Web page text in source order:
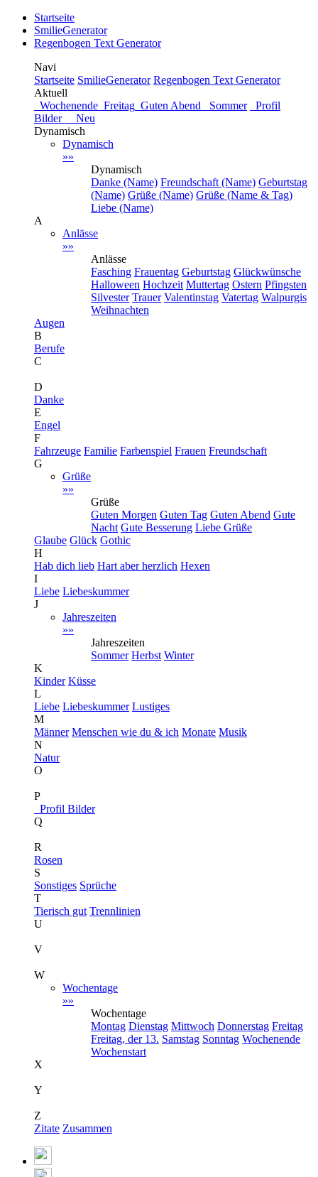
Startseite
SmilieGenerator
Regenbogen Text Generator
Navi
Startseite SmilieGenerator Regenbogen Text Generator
Aktuell
Wochenende Freitag Guten Abend Sommer
Profil
Bilder Neu
Dynamisch
Dynamisch
»»
Dynamisch
Danke (Name) Freundschaft (Name) Geburtstag
(Name) Grüße (Name) Grüße (Name & Tag)
Liebe (Name)
A
Anlässe
»»
Anlässe
Fasching Frauentag Geburtstag Glückwünsche
Halloween Hochzeit Muttertag Ostern Pfingsten
Silvester Trauer Valentinstag Vatertag Walpurgis
Weihnachten
Augen
B
Berufe
C
D
Danke
E
Engel
F
Fahrzeuge Familie Farbenspiel Frauen Freundschaft
G
Grüße
»»
Grüße
Guten Morgen Guten Tag Guten Abend Gute
Nacht Gute Besserung Liebe Grüße
Glaube Glück Gothic
H
Hab dich lieb Hart aber herzlich Hexen
I
Liebe Liebeskummer
J
Jahreszeiten
»»
Jahreszeiten
Sommer Herbst Winter
K
Kinder Küsse
L
Liebe Liebeskummer Lustiges
M
Männer Menschen wie du & ich Monate Musik
N
Natur
O
P
Profil Bilder
Q
R
Rosen
S
Sonstiges Sprüche
T
Tierisch gut Trennlinien
U
V
W
Wochentage
»»
Wochentage
Montag Dienstag Mittwoch Donnerstag Freitag
Freitag, der 13. Samstag Sonntag Wochenende
Wochenstart
X
Y
Z
Zitate Zusammen